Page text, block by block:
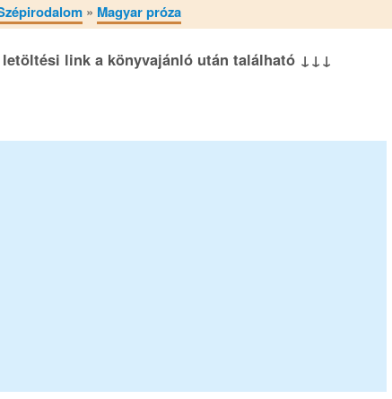
» Magyar próza
link a könyvajánló után található ↓↓↓